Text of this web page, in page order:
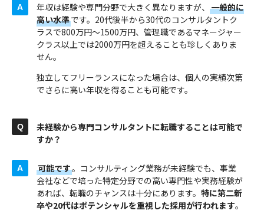
年収は経験や専門分野で大きく異なりますが、 一般的に
高い水準です。20代後半から30代のコンサルタントク
ラスで800万円〜1500万円、管理職であるマネージャー
クラス以上では2000万円を超えることも珍しくありま
せん。
独立してフリーランスになった場合は、個人の実績次第
でさらに高い年収を得ることも可能です。
未経験から専門コンサルタントに転職することは可能で
すか？
可能です。コンサルティング業務が未経験でも、事業
会社などで培った特定分野での高い専門性や実務経験が
あれば、転職のチャンスは十分にあります。 特に第二新
卒や20代はポテンシャルを重視した採用が行われます。